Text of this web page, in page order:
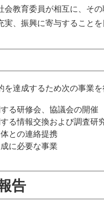
会教育委員が相互に、そ
実、振興に寄与することを
を達成するため次の事業を
る研修会、協議会の開催
る情報交換および調査研
との連絡提携
に必要な事業
告